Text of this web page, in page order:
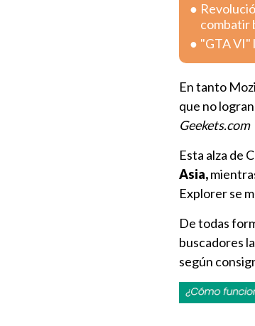
combatir
"GTA VI"
En tanto
que no
Geekets.com
Esta alza de
Asia,
Explorer se
De todas
buscadores
según